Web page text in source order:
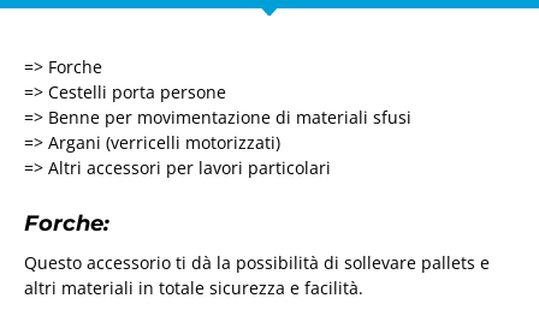
=> Forche
=> Cestelli porta persone
=> Benne per movimentazione di materiali sfusi
=> Argani (verricelli motorizzati)
=> Altri accessori per lavori particolari
Forche:
Questo accessorio ti dà la possibilità di sollevare pallets e
altri materiali in totale sicurezza e facilità.